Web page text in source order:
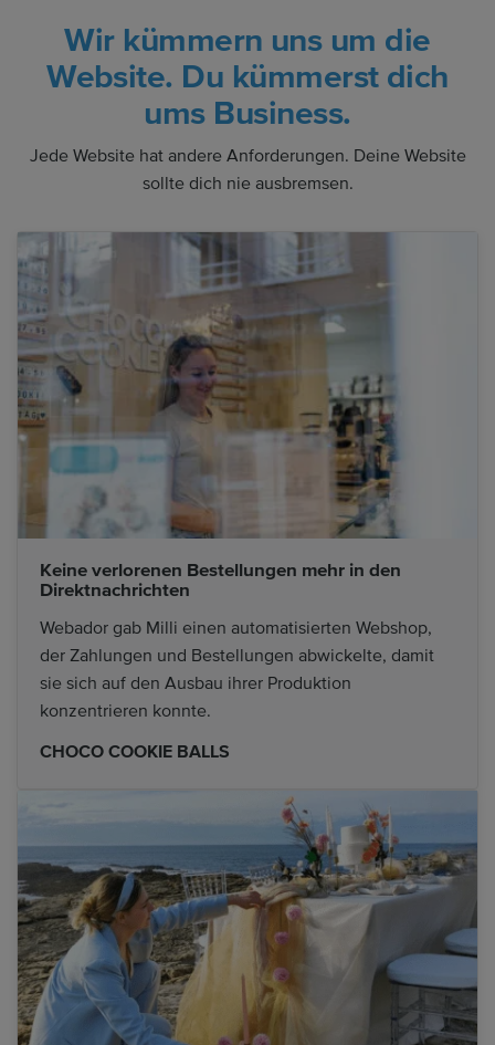
Wir kümmern uns um die
Website. Du kümmerst dich
ums Business.
Jede Website hat andere Anforderungen. Deine Website
sollte dich nie ausbremsen.
Keine verlorenen Bestellungen mehr in den
Direktnachrichten
Webador gab Milli einen automatisierten Webshop,
der Zahlungen und Bestellungen abwickelte, damit
sie sich auf den Ausbau ihrer Produktion
konzentrieren konnte.
CHOCO COOKIE BALLS